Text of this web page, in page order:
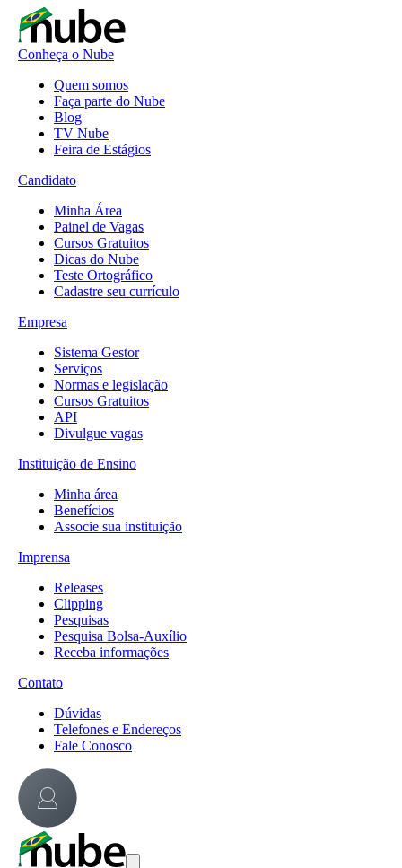
Conheça o Nube
Quem somos
Faça parte do Nube
Blog
TV Nube
Feira de Estágios
Candidato
Minha Área
Painel de Vagas
Cursos Gratuitos
Dicas do Nube
Teste Ortográfico
Cadastre seu currículo
Empresa
Sistema Gestor
Serviços
Normas e legislação
Cursos Gratuitos
API
Divulgue vagas
Instituição de Ensino
Minha área
Benefícios
Associe sua instituição
Imprensa
Releases
Clipping
Pesquisas
Pesquisa Bolsa-Auxílio
Receba informações
Contato
Dúvidas
Telefones e Endereços
Fale Conosco